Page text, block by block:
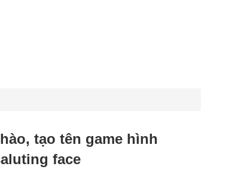
tạo tên game hình
face